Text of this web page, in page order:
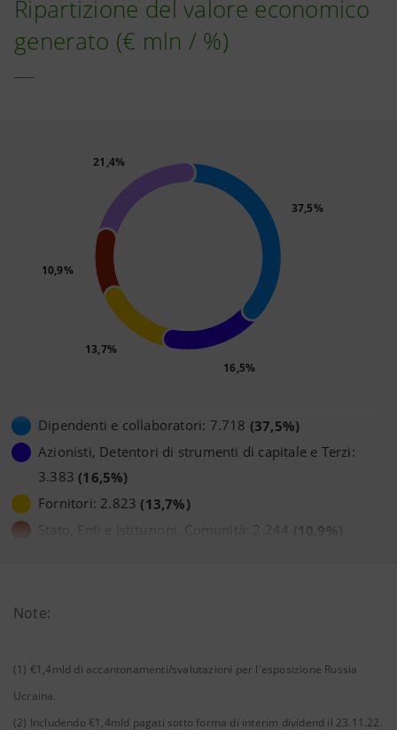
Ripartizione del valore economico
generato (€ mln / %)
Dipendenti e collaboratori: 7.718 (37,5%)
Azionisti, Detentori di strumenti di capitale e Terzi:
3.383 (16,5%)
Fornitori: 2.823 (13,7%)
Stato, Enti e istituzioni, Comunità: 2.244 (10,9%)
37,5%
16,5%
13,7%
10,9%
21,4%
Note:
(1) €1,4mld di accantonamenti/svalutazioni per l'esposizione Russia
Ucraina.
(2) Includendo €1,4mld pagati sotto forma di interim dividend il 23.11.22.